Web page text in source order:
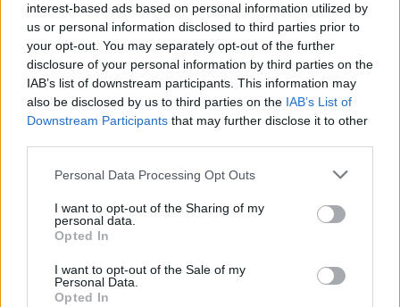
interest-based ads based on personal information utilized by
us or personal information disclosed to third parties prior to
your opt-out. You may separately opt-out of the further
disclosure of your personal information by third parties on the
IAB’s list of downstream participants. This information may
also be disclosed by us to third parties on the IAB’s List of
Downstream Participants that may further disclose it to other
Personal Data Processing Opt Outs
I want to opt-out of the Sharing of my
personal data.
Opted In
I want to opt-out of the Sale of my
Personal Data.
Opted In